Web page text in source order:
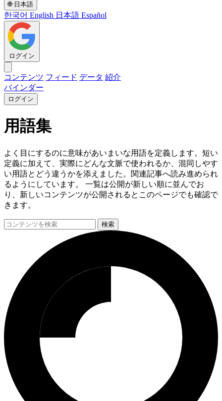
🌐 日本語
한국어 English 日本語 Español
ログイン
コンテンツ フィード データ 紹介
バインダー
ログイン
用語集
よく目にするのに意味があいまいな用語を定義します。短い
定義に加えて、実際にどんな文脈で使われるか、混同しやす
い用語とどう違うかを添えました。関連記事へ読み進められ
るようにしています。 一覧は公開が新しい順に並んでお
り、新しいコンテンツが公開されるとこのページでも確認で
きます。